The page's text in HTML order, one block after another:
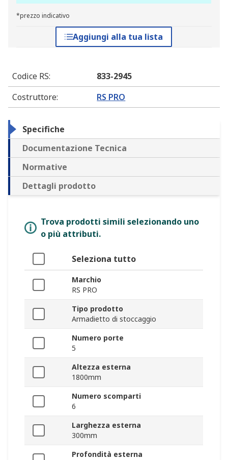
*prezzo indicativo
Aggiungi alla tua lista
Codice RS:
833-2945
Costruttore: RS PRO
Specifiche
Documentazione Tecnica
Normative
Dettagli prodotto
Trova prodotti simili selezionando uno
o più attributi.
Seleziona tutto
Marchio
RS PRO
Tipo prodotto
Armadietto di stoccaggio
Numero porte
5
Altezza esterna
1800mm
Numero scomparti
6
Larghezza esterna
300mm
Profondità esterna